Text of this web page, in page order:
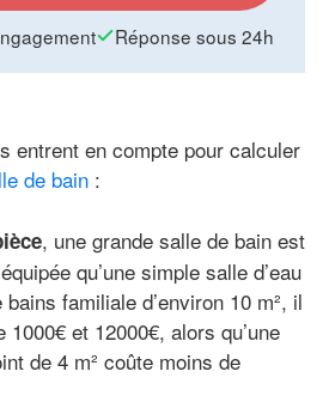
Réponse sous 24h
entrent en compte pour calculer
de bain :
, une grande salle de bain est
qu’une simple salle d’eau
familiale d’environ 10 m², il
et 12000€, alors qu’une
de 4 m² coûte moins de